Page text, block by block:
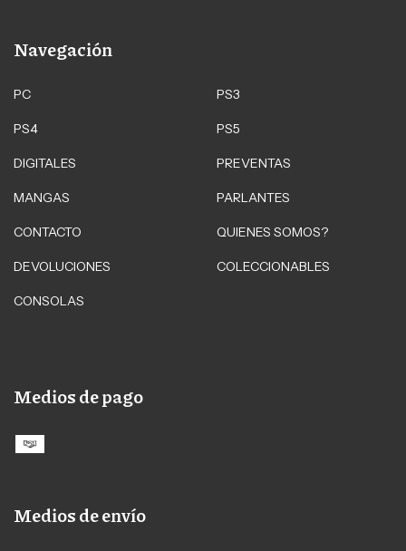
Navegación
PC PS3
PS4 PS5
DIGITALES PREVENTAS
MANGAS PARLANTES
CONTACTO QUIENES SOMOS?
DEVOLUCIONES COLECCIONABLES
CONSOLAS
Medios de pago
Medios de envío